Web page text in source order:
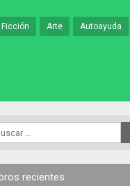
Ficción Arte Autoayuda
recientes